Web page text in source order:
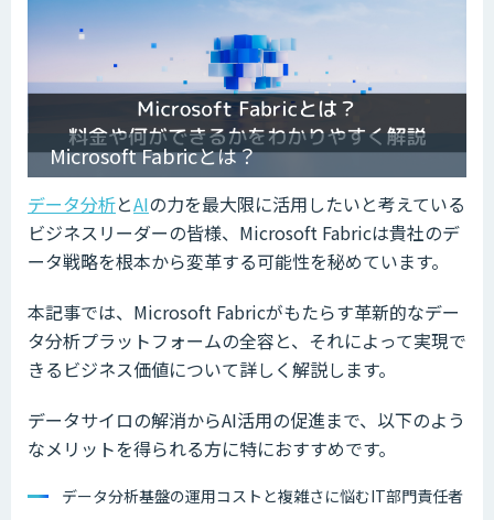
Microsoft Fabricとは？
データ分析とAIの力を最大限に活用したいと考えている
ビジネスリーダーの皆様、Microsoft Fabricは貴社のデ
ータ戦略を根本から変革する可能性を秘めています。
本記事では、Microsoft Fabricがもたらす革新的なデー
タ分析プラットフォームの全容と、それによって実現で
きるビジネス価値について詳しく解説します。
データサイロの解消からAI活用の促進まで、以下のよう
なメリットを得られる方に特におすすめです。
データ分析基盤の運用コストと複雑さに悩むIT部門責任者